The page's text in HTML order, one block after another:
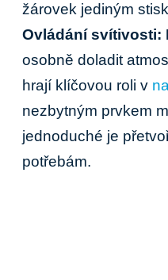
žárovek jediným
Ovládání svítivosti:
osobně doladit
hrají klíčovou roli v
nezbytným prvkem
jednoduché je
potřebám.